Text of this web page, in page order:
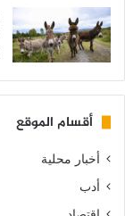
أقسام الموقع
أخبار محلية
أدب